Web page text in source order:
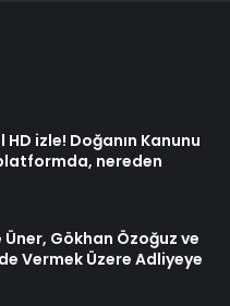
izle! Doğanın Kanunu
nereden
Gökhan Özoğuz ve
Vermek Üzere Adliyeye